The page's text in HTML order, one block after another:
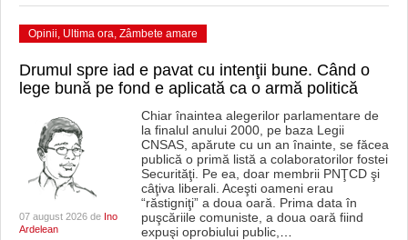
FILME DOCUMENTARE
CLIPURI VIDEO
JOCURI ONLINE
DIVERSE
FARMACII DIN TIMIŞOARA
HARTA TIMIŞOAREI
LICEE, ŞCOLI ŞI GRĂDINIŢE DIN TIMIŞ
Opinii, Ultima ora, Zâmbete amare
Drumul spre iad e pavat cu intenţii bune. Când o
lege bună pe fond e aplicată ca o armă politică
07 august 2026 de Ino
Ardelean
Chiar înaintea alegerilor parlamentare de
la finalul anului 2000, pe baza Legii
CNSAS, apărute cu un an înainte, se făcea
publică o primă listă a colaboratorilor fostei
Securităţi. Pe ea, doar membrii PNŢCD şi
câţiva liberali. Aceşti oameni erau
“răstigniţi” a doua oară. Prima data în
puşcăriile comuniste, a doua oară fiind
expuşi oprobiului public,